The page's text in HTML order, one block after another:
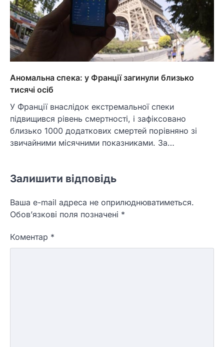
Аномальна спека: у Франції загинули близько
тисячі осіб
У Франції внаслідок екстремальної спеки
підвищився рівень смертності, і зафіксовано
близько 1000 додаткових смертей порівняно зі
звичайними місячними показниками. За…
Залишити відповідь
Ваша e-mail адреса не оприлюднюватиметься.
Обов’язкові поля позначені *
Коментар *